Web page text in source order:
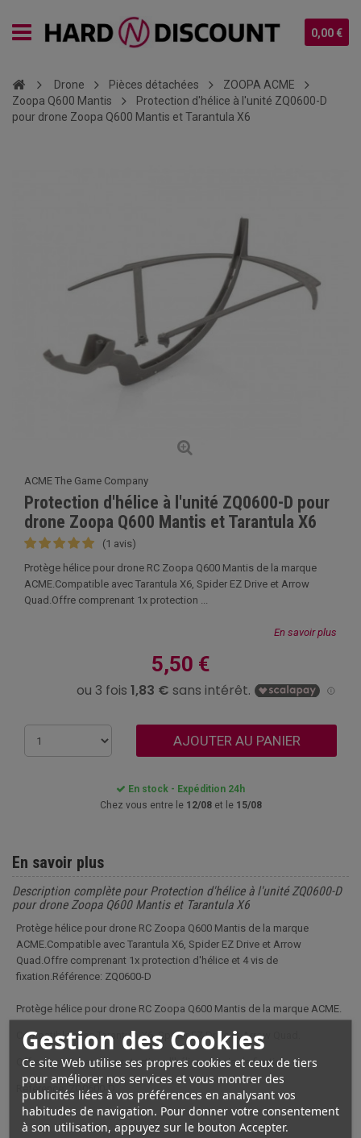
0,00 €
Gestion des Cookies
Ce site Web utilise ses propres cookies et ceux de tiers
pour améliorer nos services et vous montrer des
publicités liées à vos préférences en analysant vos
habitudes de navigation. Pour donner votre consentement
à son utilisation, appuyez sur le bouton Accepter.
Drone Pièces détachées
ZOOPA ACME
Zoopa Q600 Mantis
Protection d'hélice à l'unité ZQ0600-D
pour drone Zoopa Q600 Mantis et Tarantula X6
ACME The Game Company
Protection d'hélice à l'unité ZQ0600-D pour
drone Zoopa Q600 Mantis et Tarantula X6
(1 avis)
Protège hélice pour drone RC Zoopa Q600 Mantis de la marque
ACME.Compatible avec Tarantula X6, Spider EZ Drive et Arrow
Quad.Offre comprenant 1x protection ...
En savoir plus
5,50 €
AJOUTER AU PANIER
En stock - Expédition 24h
Chez vous entre le 12/08et le 15/08
En savoir plus
Description complète pour Protection d'hélice à l'unité ZQ0600-D
pour drone Zoopa Q600 Mantis et Tarantula X6
Protège hélice pour drone RC Zoopa Q600 Mantis de la marque
ACME.Compatible avec Tarantula X6, Spider EZ Drive et Arrow
Quad.Offre comprenant 1x protection d'hélice et 4 vis de
fixation.Référence: ZQ0600-D
Protège hélice pour drone RC Zoopa Q600 Mantis de la marque ACME.
Compatible avec Tarantula X6, Spider EZ Drive et Arrow Quad.
Offre comprenant 1x protection d'hélice et 4 vis de fixation.
Référence: ZQ0600-D